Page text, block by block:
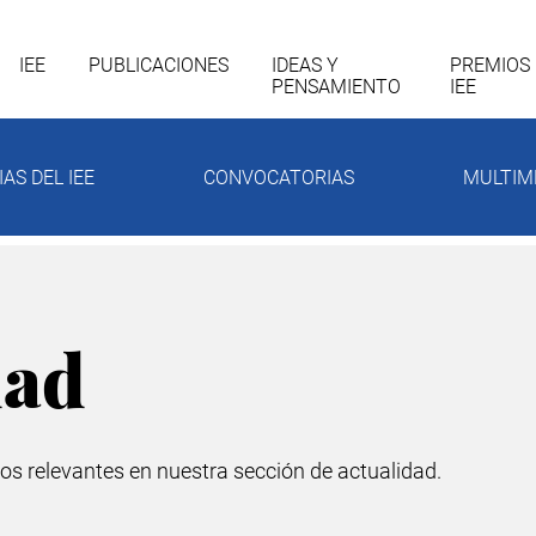
DEL IEE CONVOCATORIAS
IEE PUBLICACIONES
IDEAS Y
PENSAMIENTO
PREMIOS
IEE
relevantes en nuestra sección de actualidad.